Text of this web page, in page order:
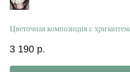
Цветочная композиция с
3 190 р.